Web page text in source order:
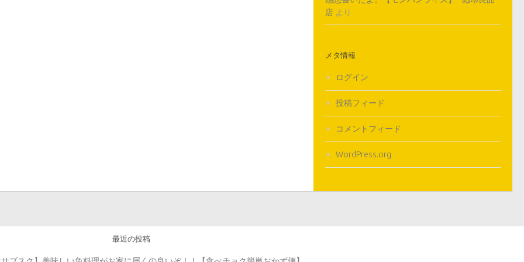
店 より
メタ情報
ログイン
投稿フィード
コメントフィード
WordPress.org
最近の投稿